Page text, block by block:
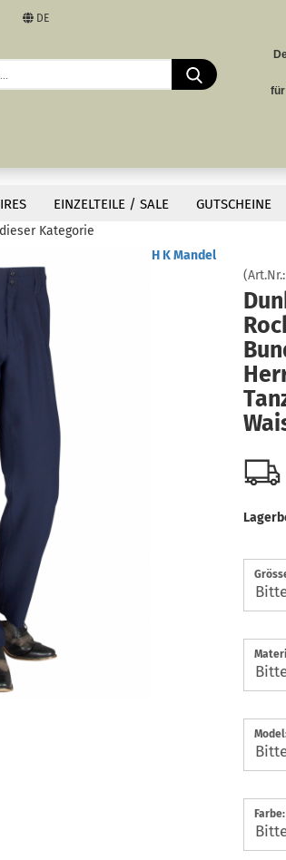
DE
Suche...
EINZELTEILE / SALE GUTSCHEINE
Dunkelblaue Rockabilly Bundfaltenhose Herren Retro
Kategorie
H K Mandel
(Art.Nr.:
Farbe: